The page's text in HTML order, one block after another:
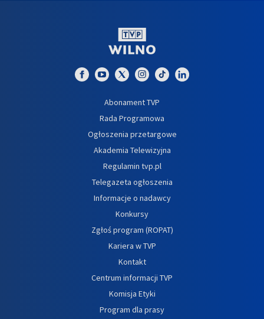
Abonament TVP
Rada Programowa
Ogłoszenia przetargowe
Akademia Telewizyjna
Regulamin tvp.pl
Telegazeta ogłoszenia
Informacje o nadawcy
Konkursy
Zgłoś program (ROPAT)
Kariera w TVP
Kontakt
Centrum informacji TVP
Komisja Etyki
Program dla prasy